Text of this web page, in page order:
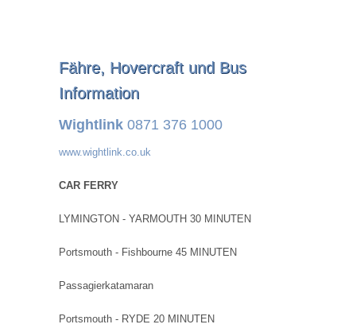
Fähre, Hovercraft und Bus
Information
Wightlink 0871 376 1000
www.wightlink.co.uk
CAR FERRY
LYMINGTON - YARMOUTH 30 MINUTEN
Portsmouth - Fishbourne 45 MINUTEN
Passagierkatamaran
Portsmouth - RYDE 20 MINUTEN